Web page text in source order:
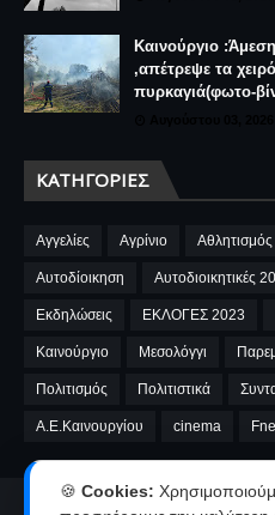
Καινούργιο
,απέτρεψε τα
πυρκαγιά(φωτο-
ΚΑΤΗΓΟΡΊΕΣ
Αγγελίες Αγρίνιο Αθλητισμός
Αυτοδίοικηση Αυτοδιοικητικές
Εκδηλώσεις ΕΚΛΟΓΕΣ 2023
Καινούργιο Μεσολόγγι
Πολιτισμός Πολιτιστικά
A.E.Καινουργίου cinema
🍪 Cookies: